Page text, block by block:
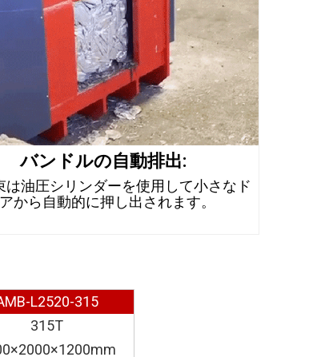
バンドルの自動排出:
は油圧シリンダーを使用して小さなド
アから自動的に押し出されます。
L2520-315
315T